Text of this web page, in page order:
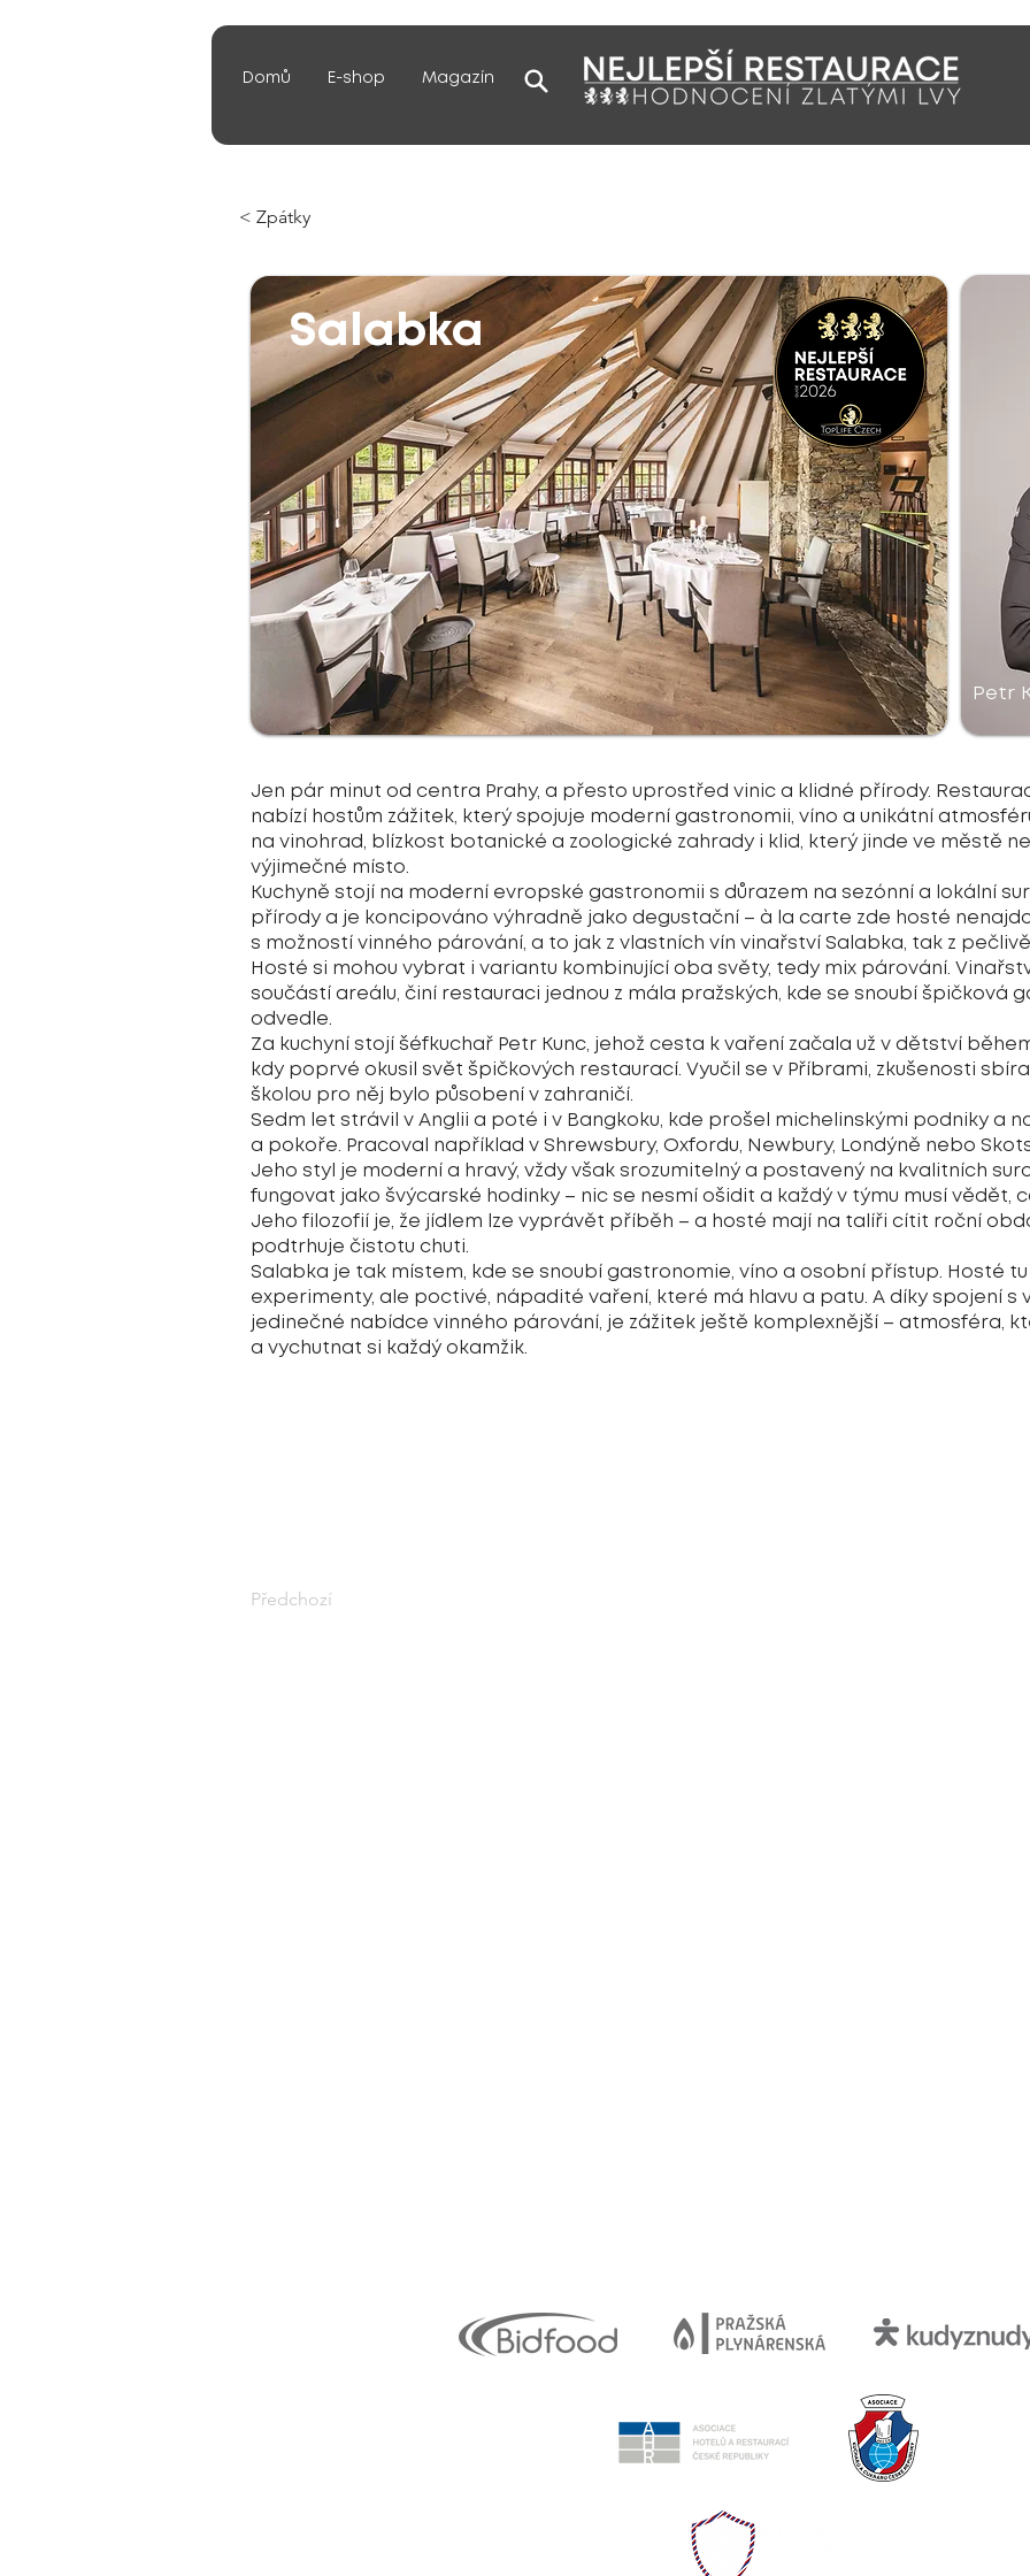
Domů E-shop Magazín
< Zpátky
Salabka
Petr
Jen pár minut od centra Prahy, a přesto uprostřed vinic a klidné přírody.
nabízí hostům zážitek, který spojuje moderní gastronomii, víno a unikátní
na vinohrad, blízkost botanické a zoologické zahrady i klid, který jinde ve městě
výjimečné místo.
Kuchyně stojí na moderní evropské gastronomii s důrazem na sezónní a lokální
přírody a je koncipováno výhradně jako degustační – à la carte zde hosté
s možností vinného párování, a to jak z vlastních vín vinařství Salabka, tak z
Hosté si mohou vybrat i variantu kombinující oba světy, tedy mix párování.
součástí areálu, činí restauraci jednou z mála pražských, kde se snoubí špičková
odvedle.
Za kuchyní stojí šéfkuchař Petr Kunc, jehož cesta k vaření začala už v dětství
kdy poprvé okusil svět špičkových restaurací. Vyučil se v Příbrami, zkušenosti
školou pro něj bylo působení v zahraničí.
Sedm let strávil v Anglii a poté i v Bangkoku, kde prošel michelinskými podniky a
a pokoře. Pracoval například v Shrewsbury, Oxfordu, Newbury, Londýně nebo
Jeho styl je moderní a hravý, vždy však srozumitelný a postavený na kvalitních
fungovat jako švýcarské hodinky – nic se nesmí ošidit a každý v týmu musí vědět,
Jeho filozofií je, že jídlem lze vyprávět příběh – a hosté mají na talíři cítit roční
podtrhuje čistotu chuti.
Salabka je tak místem, kde se snoubí gastronomie, víno a osobní přístup. Hosté
experimenty, ale poctivé, nápadité vaření, které má hlavu a patu. A díky spojení s
jedinečné nabídce vinného párování, je zážitek ještě komplexnější – atmosféra,
a vychutnat si každý okamžik.
Předchozí